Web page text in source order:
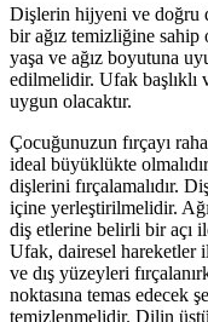
Dişlerin hijyeni ve doğru
bir ağız temizliğine
yaşa ve ağız boyutuna
edilmelidir. Ufak başlıklı
uygun olacaktır.
Çocuğunuzun fırçayı
ideal büyüklükte
dişlerini fırçalamalıdır.
içine yerleştirilmelidir.
diş etlerine belirli bir açı
Ufak, dairesel hareketler
ve dış yüzeyleri
noktasına temas edecek
temizlenmelidir. Dilin